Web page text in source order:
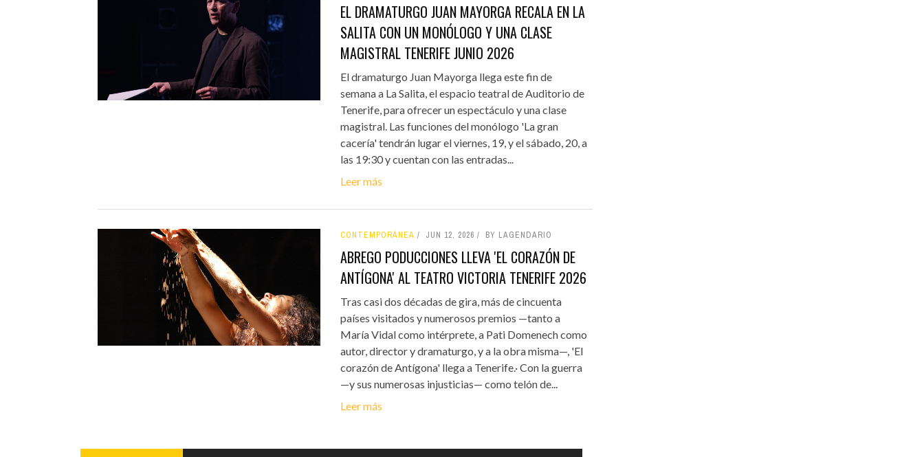
EL DRAMATURGO JUAN MAYORGA RECALA EN LA
SALITA CON UN MONÓLOGO Y UNA CLASE
MAGISTRAL TENERIFE JUNIO 2026
El dramaturgo Juan Mayorga llega este fin de
semana a La Salita, el espacio teatral de Auditorio de
Tenerife, para ofrecer un espectáculo y una clase
magistral. Las funciones del monólogo 'La gran
cacería' tendrán lugar el viernes, 19, y el sábado, 20, a
las 19:30 y cuentan con las entradas...
Leer más
CONTEMPORÁNEA JUN 12, 2026 BY LAGENDARIO
ABREGO PODUCCIONES LLEVA 'EL CORAZÓN DE
ANTÍGONA' AL TEATRO VICTORIA TENERIFE 2026
Tras casi dos décadas de gira, más de cincuenta
países visitados y numerosos premios —tanto a
María Vidal como intérprete, a Pati Domenech como
autor, director y dramaturgo, y a la obra misma—, 'El
corazón de Antígona' llega a Tenerife.· Con la guerra
—y sus numerosas injusticias— como telón de...
Leer más